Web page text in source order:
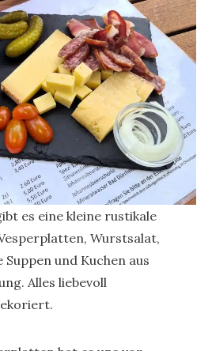
es eine kleine rustikale
Wurstsalat,
und Kuchen aus
Alles liebevoll